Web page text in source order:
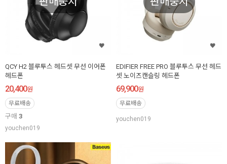
QCY H2 블루투스 헤드셋 무선 이어폰
헤드폰
20,400원
무료배송
구매 3
youchen019
EDIFIER FREE PRO 블루투스 무선 헤드
셋 노이즈캔슬링 헤드폰
69,900원
무료배송
youchen019